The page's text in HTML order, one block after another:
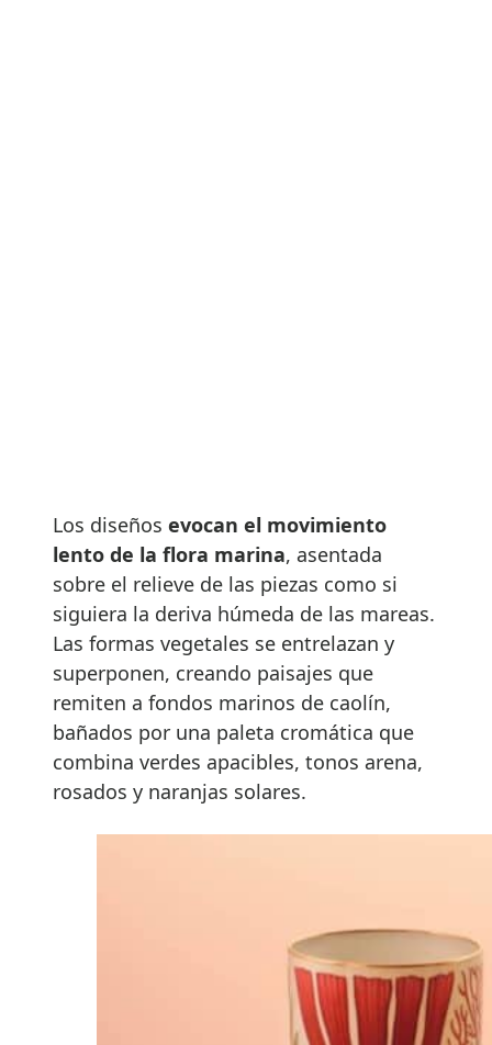
Los diseños evocan el movimiento
lento de la flora marina, asentada
sobre el relieve de las piezas como si
siguiera la deriva húmeda de las mareas.
Las formas vegetales se entrelazan y
superponen, creando paisajes que
remiten a fondos marinos de caolín,
bañados por una paleta cromática que
combina verdes apacibles, tonos arena,
rosados y naranjas solares.